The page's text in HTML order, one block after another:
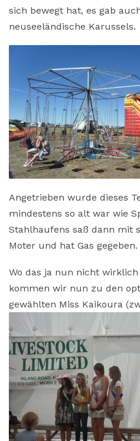
sich bewegt hat, es gab
neuseeländische Karussels.
Angetrieben wurde dieses
mindestens so alt war wie
Stahlhaufens saß dann mit
Moter und hat Gas gegeben.
Wo das ja nun nicht
kommen wir nun zu den
gewählten Miss Kaikoura